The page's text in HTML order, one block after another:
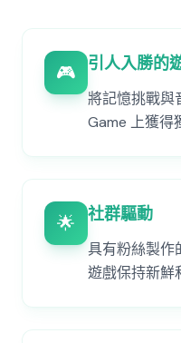
🎮 引人入勝的
將記憶挑戰與
Game 上獲得
🌟 社群驅動
具有粉絲製作
遊戲保持新鮮